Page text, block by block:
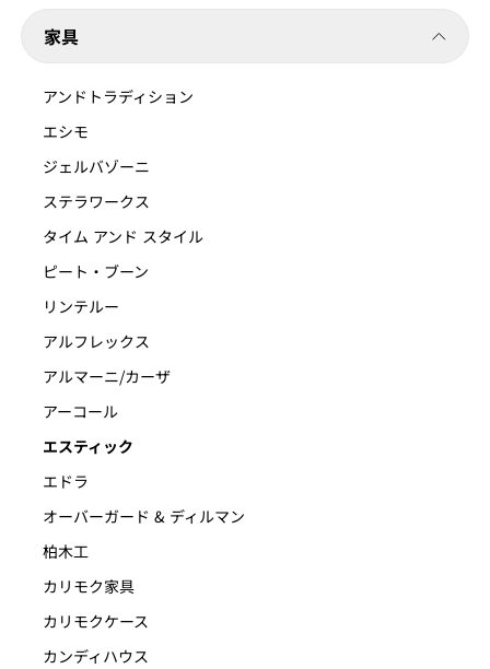
家具
アンドトラディション
エシモ
ジェルバゾーニ
ステラワークス
タイム アンド スタイル
ピート・ブーン
リンテルー
アルフレックス
アルマーニ/カーザ
アーコール
エスティック
エドラ
オーバーガード & ディルマン
柏木工
カリモク家具
カリモクケース
カンディハウス